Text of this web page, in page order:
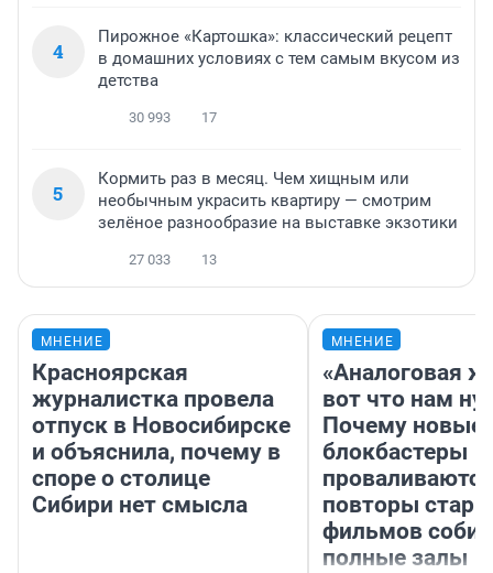
4
Пирожное «Картошка»: классический рецепт
в домашних условиях с тем самым вкусом из
детства
30 993 17
5
Кормить раз в месяц. Чем хищным или
необычным украсить квартиру — смотрим
зелёное разнообразие на выставке экзотики
27 033 13
МНЕНИЕ
Красноярская
журналистка провела
отпуск в Новосибирске
и объяснила, почему в
споре о столице
Сибири нет смысла
МНЕНИЕ
«Аналоговая
вот что нам
Почему новые
блокбастеры
повторы
фильмов
полные залы